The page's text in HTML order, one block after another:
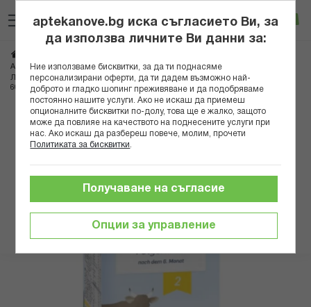
към
съдържанието
Вход
Адаптирани млека
ЛАКТАНА БИО 2 АДАПТ. МЛЯКО С 4 ВИДА БИФИДОБАКТЕРИИ И LC-PUFA
600ГР *
Преминете
края
галерията
изображенията
aptekanove.bg иска съгласието Ви, за
да използва личните Ви данни за:
Ние използваме бисквитки, за да ти поднасяме
персонализирани оферти, да ти дадем възможно най-
доброто и гладко шопинг преживяване и да подобряваме
постоянно нашите услуги. Ако не искаш да приемеш
опционалните бисквитки по-долу, това ще е жалко, защото
може да повлияе на качеството на поднесените услуги при
нас. Ако искаш да разбереш повече, молим, прочети
Политиката за бисквитки
Опции за управление
Получаване на съгласие